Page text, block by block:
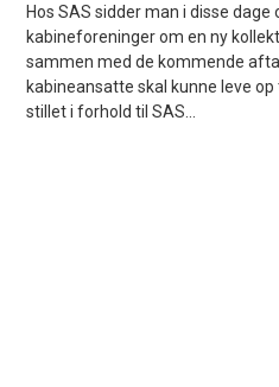
Hos SAS sidder man i disse
kabineforeninger om en ny
sammen med de kommende
kabineansatte skal kunne leve
stillet i forhold til SAS...